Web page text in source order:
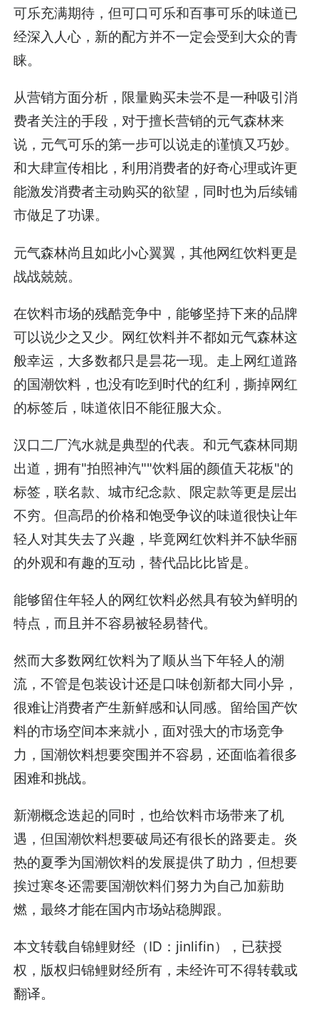
可乐充满期待，但可口可乐和百事可乐的味道已
经深入人心，新的配方并不一定会受到大众的青
睐。
从营销方面分析，限量购买未尝不是一种吸引消
费者关注的手段，对于擅长营销的元气森林来
说，元气可乐的第一步可以说走的谨慎又巧妙。
和大肆宣传相比，利用消费者的好奇心理或许更
能激发消费者主动购买的欲望，同时也为后续铺
市做足了功课。
元气森林尚且如此小心翼翼，其他网红饮料更是
战战兢兢。
在饮料市场的残酷竞争中，能够坚持下来的品牌
可以说少之又少。网红饮料并不都如元气森林这
般幸运，大多数都只是昙花一现。走上网红道路
的国潮饮料，也没有吃到时代的红利，撕掉网红
的标签后，味道依旧不能征服大众。
汉口二厂汽水就是典型的代表。和元气森林同期
出道，拥有"拍照神汽""饮料届的颜值天花板"的
标签，联名款、城市纪念款、限定款等更是层出
不穷。但高昂的价格和饱受争议的味道很快让年
轻人对其失去了兴趣，毕竟网红饮料并不缺华丽
的外观和有趣的互动，替代品比比皆是。
能够留住年轻人的网红饮料必然具有较为鲜明的
特点，而且并不容易被轻易替代。
然而大多数网红饮料为了顺从当下年轻人的潮
流，不管是包装设计还是口味创新都大同小异，
很难让消费者产生新鲜感和认同感。留给国产饮
料的市场空间本来就小，面对强大的市场竞争
力，国潮饮料想要突围并不容易，还面临着很多
困难和挑战。
新潮概念迭起的同时，也给饮料市场带来了机
遇，但国潮饮料想要破局还有很长的路要走。炎
热的夏季为国潮饮料的发展提供了助力，但想要
挨过寒冬还需要国潮饮料们努力为自己加薪助
燃，最终才能在国内市场站稳脚跟。
本文转载自锦鲤财经（ID：jinlifin），已获授
权，版权归锦鲤财经所有，未经许可不得转载或
翻译。